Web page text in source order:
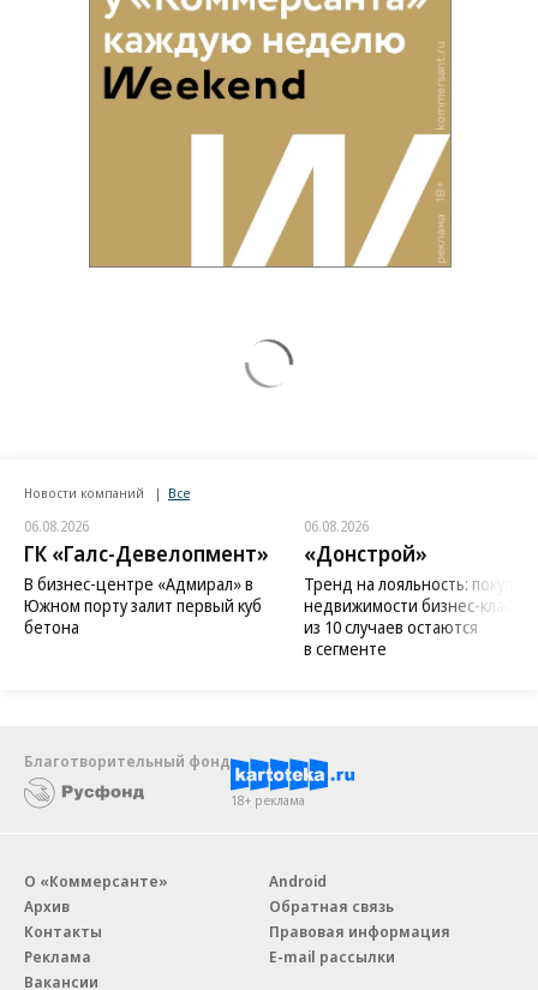
Новости компаний Все
06.08.2026
ГК «Галс-Девелопмент»
В бизнес-центре «Адмирал» в
Южном порту залит первый куб
бетона
06.08.2026
«Донстрой»
Тренд на лояльность:
недвижимости бизнес-класса
из 10 случаев остаются
в сегменте
Благотворительный фонд
18+ реклама
О «Коммерсанте»
Архив
Контакты
Реклама
Вакансии
Android
Обратная связь
Правовая информация
E-mail рассылки